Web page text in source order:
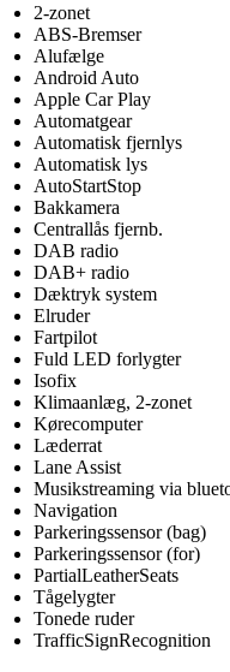
2-zonet
ABS-Bremser
Alufælge
Android Auto
Apple Car Play
Automatgear
Automatisk fjernlys
Automatisk lys
AutoStartStop
Bakkamera
Centrallås fjernb.
DAB radio
DAB+ radio
Dæktryk system
Elruder
Fartpilot
Fuld LED forlygter
Isofix
Klimaanlæg, 2-zonet
Kørecomputer
Læderrat
Lane Assist
Musikstreaming via
Navigation
Parkeringssensor (bag)
Parkeringssensor (for)
PartialLeatherSeats
Tågelygter
Tonede ruder
TrafficSignRecognition